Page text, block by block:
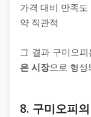
가격 대비 만족
약 직관적
그 결과 구미오
은 시장으로 형성
8. 구미오피